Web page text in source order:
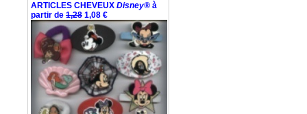
ARTICLES CHEVEUX Disney® à
partir de 1,28 1,08 €